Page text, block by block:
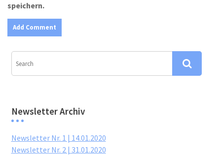
speichern.
Newsletter Archiv
Newsletter Nr. 1 | 14.01.2020
Newsletter Nr. 2 | 31.01.2020